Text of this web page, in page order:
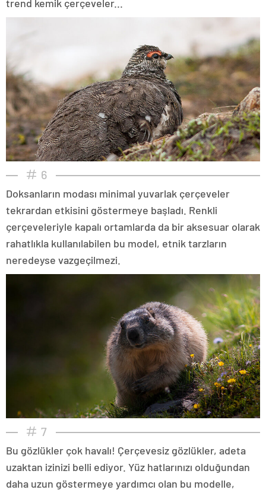
trend kemik çerçeveler...
6
Doksanların modası minimal yuvarlak çerçeveler
tekrardan etkisini göstermeye başladı. Renkli
çerçeveleriyle kapalı ortamlarda da bir aksesuar olarak
rahatlıkla kullanılabilen bu model, etnik tarzların
neredeyse vazgeçilmezi.
7
Bu gözlükler çok havalı! Çerçevesiz gözlükler, adeta
uzaktan izinizi belli ediyor. Yüz hatlarınızı olduğundan
daha uzun göstermeye yardımcı olan bu modelle,